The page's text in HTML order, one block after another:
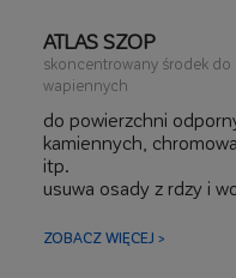
ATLAS SZOP
skoncentrowany środek
wapiennych
do powierzchni
kamiennych,
itp.
usuwa osady z rdzy i
ZOBACZ WIĘCEJ >